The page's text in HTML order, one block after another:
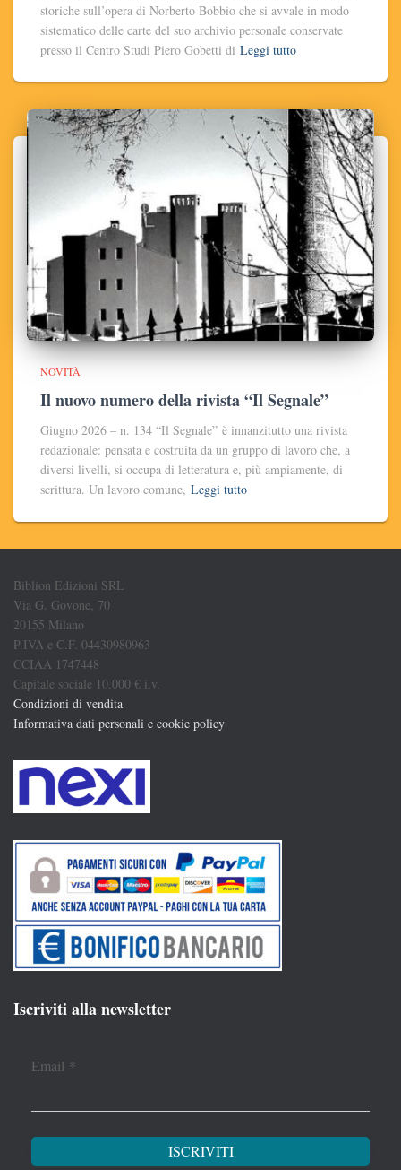
storiche sull’opera di Norberto Bobbio che si avvale in modo
sistematico delle carte del suo archivio personale conservate
presso il Centro Studi Piero Gobetti di Leggi tutto
NOVITÀ
Il nuovo numero della rivista “Il Segnale”
Giugno 2026 – n. 134 “Il Segnale” è innanzitutto una rivista
redazionale: pensata e costruita da un gruppo di lavoro che, a
diversi livelli, si occupa di letteratura e, più ampiamente, di
scrittura. Un lavoro comune, Leggi tutto
Biblion Edizioni SRL
Via G. Govone, 70
20155 Milano
P.IVA e C.F. 04430980963
CCIAA 1747448
Capitale sociale 10.000 € i.v.
Condizioni di vendita
Informativa dati personali e cookie policy
Iscriviti alla newsletter
Email *